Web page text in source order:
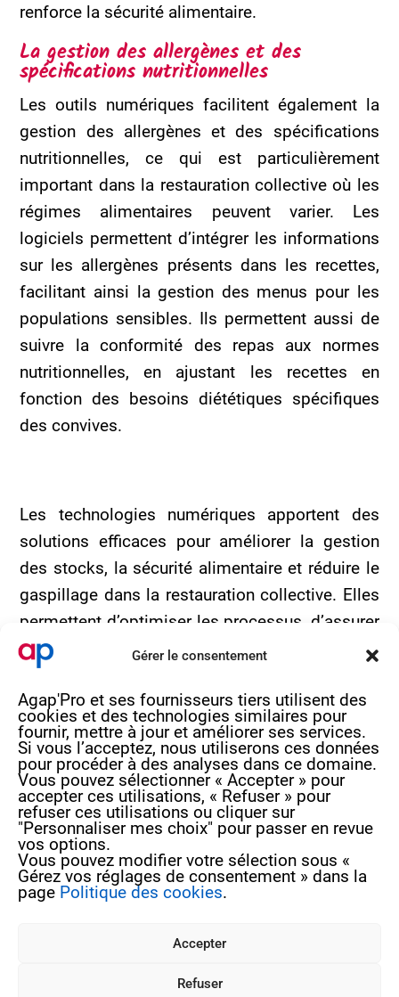
Gérer le consentement
Agap'Pro et ses fournisseurs tiers utilisent des
cookies et des technologies similaires pour
fournir, mettre à jour et améliorer ses services.
Si vous l’acceptez, nous utiliserons ces données
pour procéder à des analyses dans ce domaine.
Vous pouvez sélectionner « Accepter » pour
accepter ces utilisations, « Refuser » pour
refuser ces utilisations ou cliquer sur
"Personnaliser mes choix" pour passer en revue
vos options.
Vous pouvez modifier votre sélection sous «
Gérez vos réglages de consentement » dans la
page Politique des cookies.
Accepter
Refuser
renforce la sécurité alimentaire.
La gestion des allergènes et des
spécifications nutritionnelles
Les outils numériques facilitent également la
gestion des allergènes et des spécifications
nutritionnelles, ce qui est particulièrement
important dans la restauration collective où les
régimes alimentaires peuvent varier. Les
logiciels permettent d’intégrer les informations
sur les allergènes présents dans les recettes,
facilitant ainsi la gestion des menus pour les
populations sensibles. Ils permettent aussi de
suivre la conformité des repas aux normes
nutritionnelles, en ajustant les recettes en
fonction des besoins diététiques spécifiques
des convives.
Les technologies numériques apportent des
solutions efficaces pour améliorer la gestion
des stocks, la sécurité alimentaire et réduire le
gaspillage dans la restauration collective. Elles
permettent d’optimiser les processus, d’assurer
la conformité aux normes sanitaires et de
garantir des repas sûrs et de qualité. En
intégrant ces outils, les établissements
renforcent leur efficacité et offrent une
meilleure expérience aux convives.
4 rue de Béguey 33370 TRESSES
05 56 40 69 99
Vous souhaitez suivre nos actualités ?